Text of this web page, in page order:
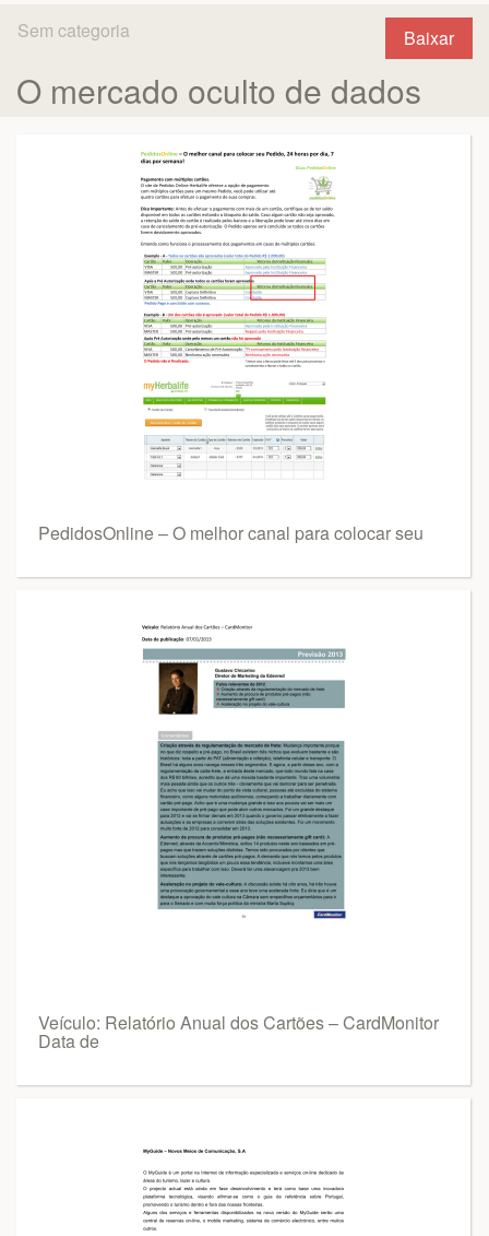
Baixar
Sem categoria
O mercado oculto de dados
PedidosOnline – O melhor canal para colocar seu
Veículo: Relatório Anual dos Cartões – CardMonitor
Data de